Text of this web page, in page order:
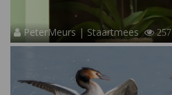
PeterMeurs | Staartmees 257